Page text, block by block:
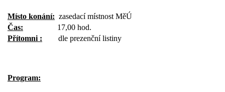
Místo konání: zasedací místnost MěÚ
Čas:
17,00 hod.
Přítomni :
dle prezenční listiny
Program: